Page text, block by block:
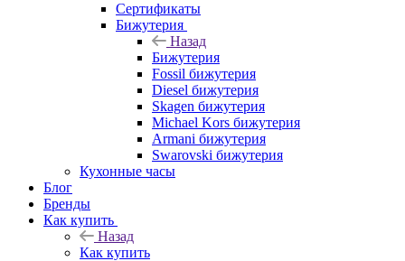
Сертификаты
Бижутерия
Назад
Бижутерия
Fossil бижутерия
Diesel бижутерия
Skagen бижутерия
Michael Kors бижутерия
Armani бижутерия
Swarovski бижутерия
Кухонные часы
Блог
Бренды
Как купить
Назад
Как купить